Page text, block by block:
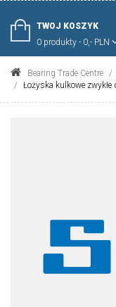
TWOJ KOSZYK
0 produkty - 0,- PLN
Bearing Trade Centre
Łożyska kulkowe zwykłe